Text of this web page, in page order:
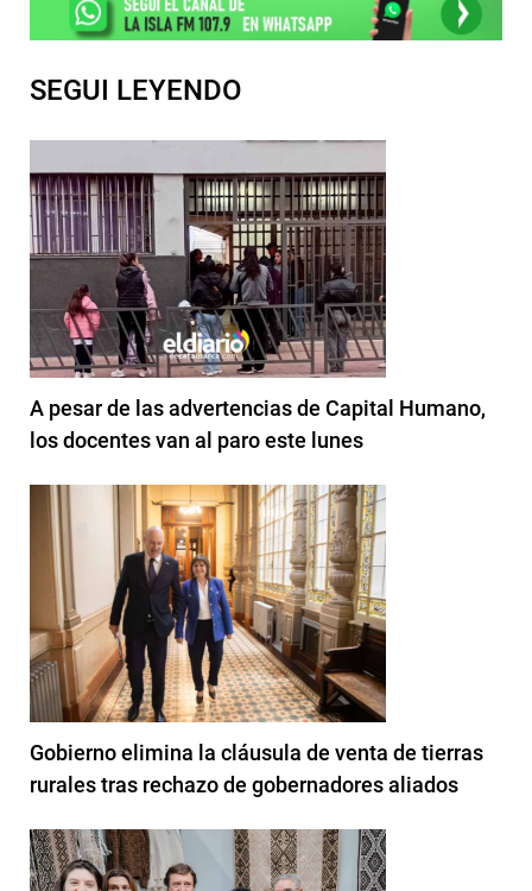
SEGUI LEYENDO
A pesar de las advertencias de Capital Humano,
los docentes van al paro este lunes
Gobierno elimina la cláusula de venta de tierras
rurales tras rechazo de gobernadores aliados